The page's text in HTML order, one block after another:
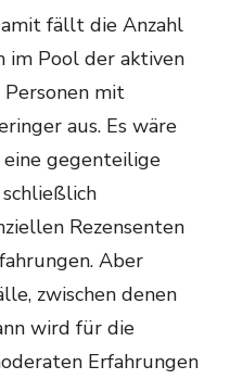
fällt die Anzahl
im Pool der aktiven
Personen mit
aus. Es wäre
eine gegenteilige
Rezensenten
Aber
zwischen denen
wird für die
Erfahrungen